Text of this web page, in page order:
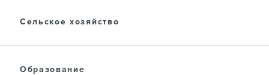
Сельское хозяйство
Образование